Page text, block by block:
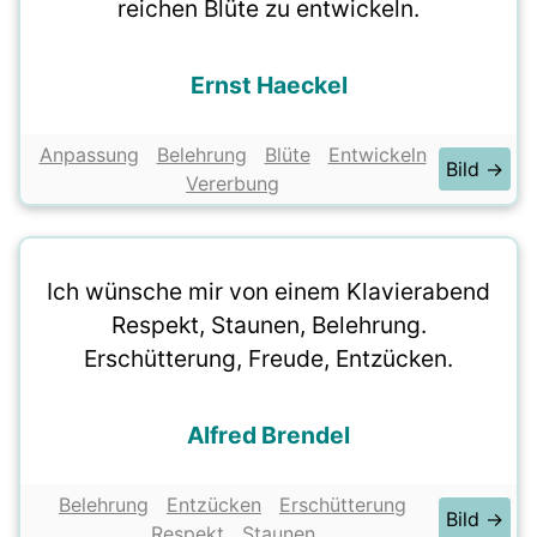
reichen Blüte zu entwickeln.
Ernst Haeckel
Anpassung Belehrung Blüte
Entwickeln
Vererbung
Bild →
Ich wünsche mir von einem Klavierabend
Respekt, Staunen, Belehrung.
Erschütterung, Freude, Entzücken.
Alfred Brendel
Belehrung Entzücken
Erschütterung
Bild →